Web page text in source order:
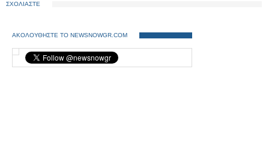
ΣΧΟΛΙΑΣΤΕ
ΑΚΟΛΟΥΘΗΣΤΕ ΤΟ NEWSNOWGR.COM